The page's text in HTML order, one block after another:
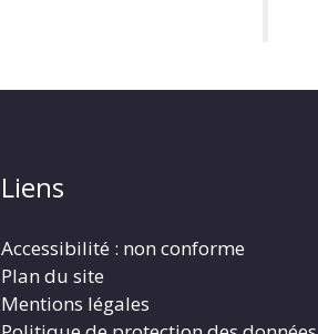
Liens
Accessibilité : non conforme
Plan du site
Mentions légales